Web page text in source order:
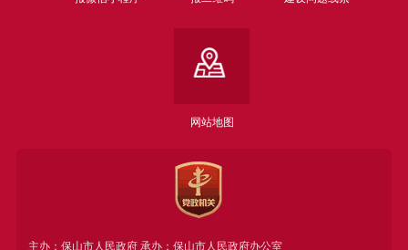
网站地图
主办：保山市人民政府 承办：保山市人民政府办公室